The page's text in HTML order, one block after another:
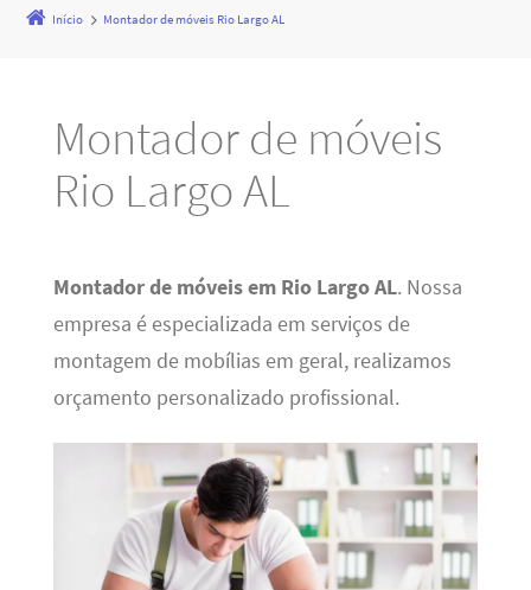
Início Montador de móveis Rio Largo AL
Montador de móveis
Rio Largo AL
Montador de móveis em Rio Largo AL. Nossa
empresa é especializada em serviços de
montagem de mobílias em geral, realizamos
orçamento personalizado profissional.